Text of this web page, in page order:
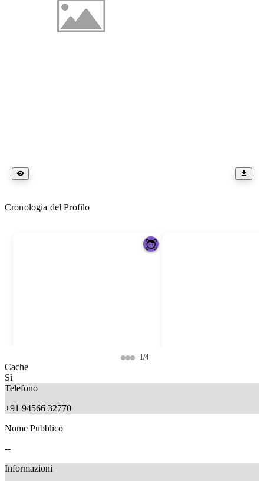
Cronologia del Profilo
1/4
Cache
Sì
Telefono
+91 94566 32770
Nome Pubblico
--
Informazioni